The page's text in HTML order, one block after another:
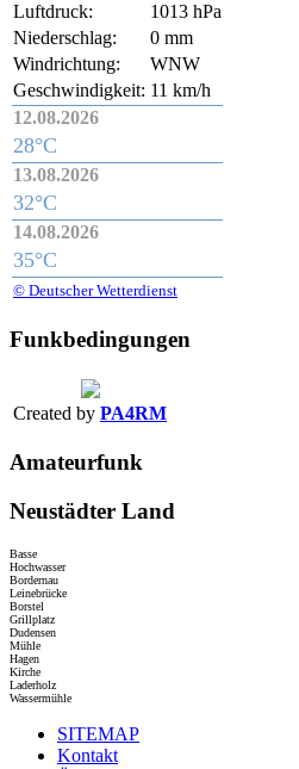
Luftdruck:
1013 hPa
Niederschlag:
0 mm
Windrichtung:
WNW
Geschwindigkeit: 11 km/h
12.08.2026
28°C
13.08.2026
32°C
14.08.2026
35°C
© Deutscher Wetterdienst
Funkbedingungen
Created by PA4RM
Amateurfunk
Neustädter Land
Basse
Hochwasser
Bordernau
Leinebrücke
Borstel
Grillplatz
Dudensen
Mühle
Hagen
Kirche
Laderholz
Wassermühle
SITEMAP
Kontakt